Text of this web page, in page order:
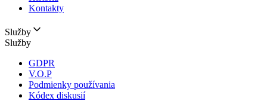
Kontakty
Služby
Služby
GDPR
V.O.P
Podmienky používania
Kódex diskusií